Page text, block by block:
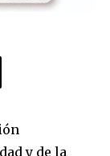
y de la